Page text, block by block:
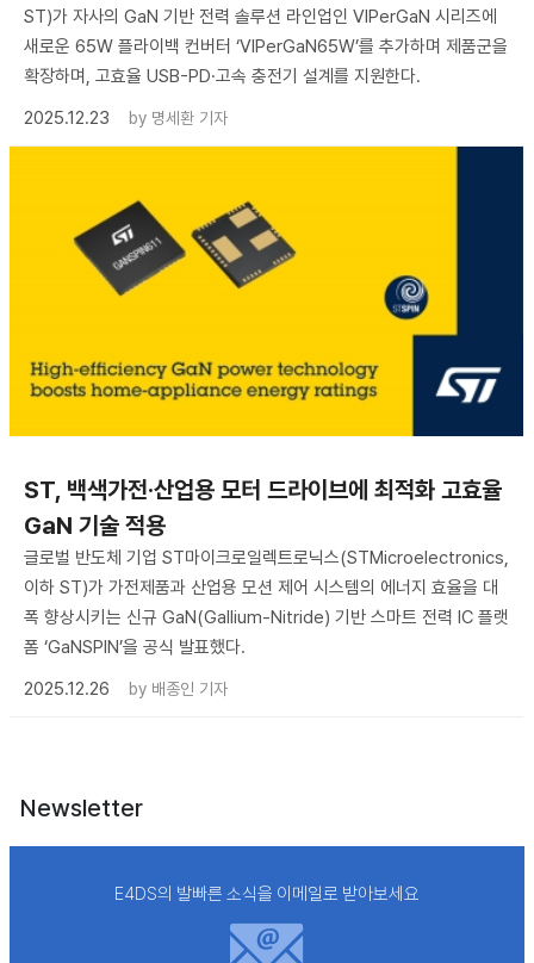
ST)가 자사의 GaN 기반 전력 솔루션 라인업인 VIPerGaN 시리즈에
새로운 65W 플라이백 컨버터 ‘VIPerGaN65W’를 추가하며 제품군을
확장하며, 고효율 USB-PD·고속 충전기 설계를 지원한다.
2025.12.23
by 명세환 기자
ST, 백색가전·산업용 모터 드라이브에 최적화 고효율
GaN 기술 적용
글로벌 반도체 기업 ST마이크로일렉트로닉스(STMicroelectronics,
이하 ST)가 가전제품과 산업용 모션 제어 시스템의 에너지 효율을 대
폭 향상시키는 신규 GaN(Gallium-Nitride) 기반 스마트 전력 IC 플랫
폼 ‘GaNSPIN’을 공식 발표했다.
2025.12.26
by 배종인 기자
Newsletter
E4DS의 발빠른 소식을 이메일로 받아보세요